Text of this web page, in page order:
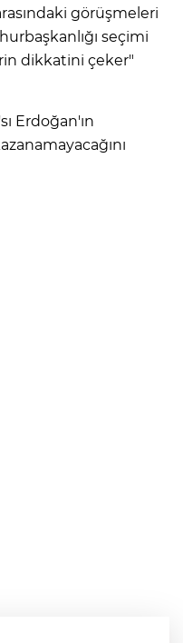
görüşmeleri
seçimi
dikkatini çeker"
Erdoğan'ın